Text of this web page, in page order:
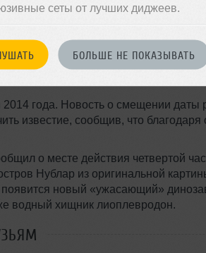
сеты от лучших диджеев.
БОЛЬШЕ НЕ ПОКАЗЫВАТЬ
выхода нового "Парка Юрского
июня 2015 года в 3D и будет
года. Новость о смещении даты
известие, сообщив, что благодаря
о месте действия четвертой
Нублар из оригинальной
появится новый «ужасающий»
водный хищник лиоплевродон.